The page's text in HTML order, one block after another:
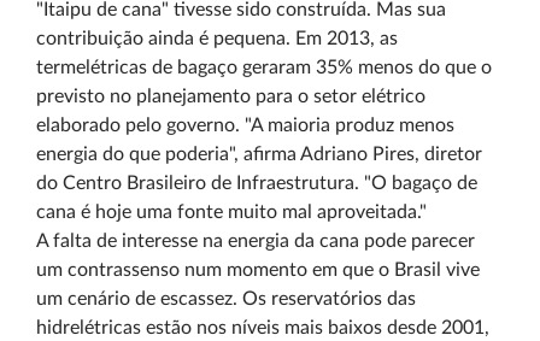
"Itaipu de cana" tivesse sido construída. Mas sua
contribuição ainda é pequena. Em 2013, as
termelétricas de bagaço geraram 35% menos do que o
previsto no planejamento para o setor elétrico
elaborado pelo governo. "A maioria produz menos
energia do que poderia", afirma Adriano Pires, diretor
do Centro Brasileiro de Infraestrutura. "O bagaço de
cana é hoje uma fonte muito mal aproveitada."
A falta de interesse na energia da cana pode parecer
um contrassenso num momento em que o Brasil vive
um cenário de escassez. Os reservatórios das
hidrelétricas estão nos níveis mais baixos desde 2001,